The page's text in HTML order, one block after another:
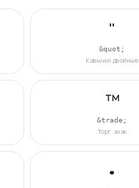
"
&quot;
Кавычки двойные
™
&trade;
Торг. знак
•